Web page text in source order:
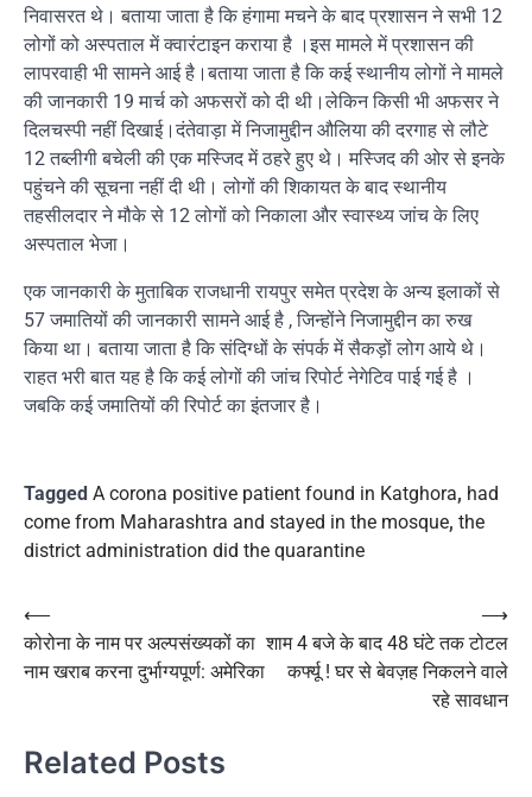
निवासरत थे। बताया जाता है कि हंगामा मचने के बाद प्रशासन ने सभी 12
लोगों को अस्पताल में क्वारंटाइन कराया है ।इस मामले में प्रशासन की
लापरवाही भी सामने आई है।बताया जाता है कि कई स्थानीय लोगों ने मामले
की जानकारी 19 मार्च को अफसरों को दी थी।लेकिन किसी भी अफसर ने
दिलचस्पी नहीं दिखाई।दंतेवाड़ा में निजामुद्दीन औलिया की दरगाह से लौटे
12 तब्लीगी बचेली की एक मस्जिद में ठहरे हुए थे। मस्जिद की ओर से इनके
पहुंचने की सूचना नहीं दी थी। लोगों की शिकायत के बाद स्थानीय
तहसीलदार ने मौके से 12 लोगों को निकाला और स्वास्थ्य जांच के लिए
अस्पताल भेजा।
एक जानकारी के मुताबिक राजधानी रायपुर समेत प्रदेश के अन्य इलाकों से
57 जमातियों की जानकारी सामने आई है , जिन्होंने निजामुद्दीन का रुख
किया था। बताया जाता है कि संदिग्धों के संपर्क में सैकड़ों लोग आये थे।
राहत भरी बात यह है कि कई लोगों की जांच रिपोर्ट नेगेटिव पाई गई है ।
जबकि कई जमातियों की रिपोर्ट का इंतजार है।
Tagged A corona positive patient found in Katghora, had
come from Maharashtra and stayed in the mosque, the
district administration did the quarantine
Post
navigation
⟵
कोरोना के नाम पर अल्पसंख्यकों का
नाम खराब करना दुर्भाग्यपूर्ण: अमेरिका
शाम 4 बजे के बाद 48 घंटे तक टोटल
कर्फ्यू ! घर से बेवज़ह निकलने वाले
रहे सावधान
⟶
Related Posts